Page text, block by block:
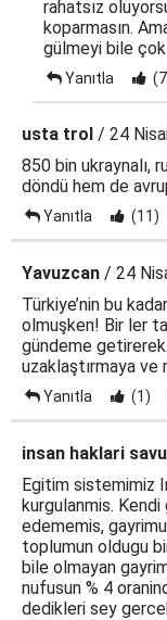
rahatsız
koparmasın.
gülmeyi bile çok
Yanıtla
usta trol / 24
850 bin ukraynalı,
döndü hem de
Yanıtla (11)
Yavuzcan / 24
Türkiye’nin bu
olmuşken! Bir ler
gündeme
uzaklaştırmaya ve
Yanıtla (1)
insan haklari
Egitim sistemimiz
kurgulanmis.
edememis,
toplumun oldugu
bile olmayan
nufusun % 4
dedikleri sey